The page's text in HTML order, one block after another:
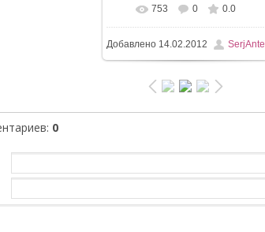
В реальном размере
496x732/ 66.3Kb
753 0 0.0
Добавлено14.02.2012 SerjAnte
: 0